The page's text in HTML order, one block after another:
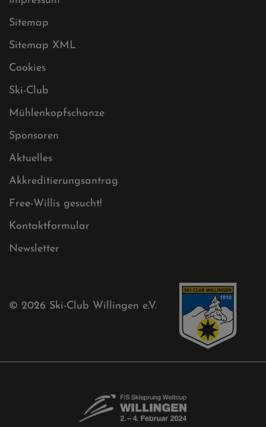
Datenschutz
Impressum
Sitemap
Sitemap XML
Cookies
Ski-Club
Mühlenkopfschanze
Sponsoren
Aktuelles
Akkreditierungsantrag
Free-Willis gesucht!
Newsletter